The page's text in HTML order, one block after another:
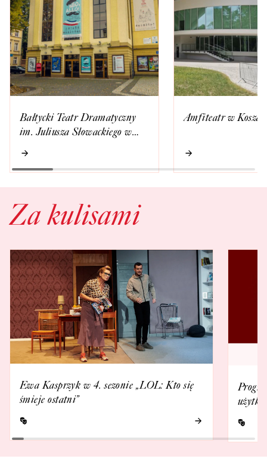
Bałtycki Teatr Dramatyczny
im. Juliusza Słowackiego w
Amfiteatr w
Za kulisami
Ewa Kasprzyk w 4. sezonie „LOL: Kto się
śmieje ostatni”